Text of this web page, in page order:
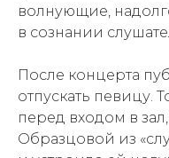
волнующие,
в сознании
После концерта
отпускать певицу.
перед входом в
Образцовой из